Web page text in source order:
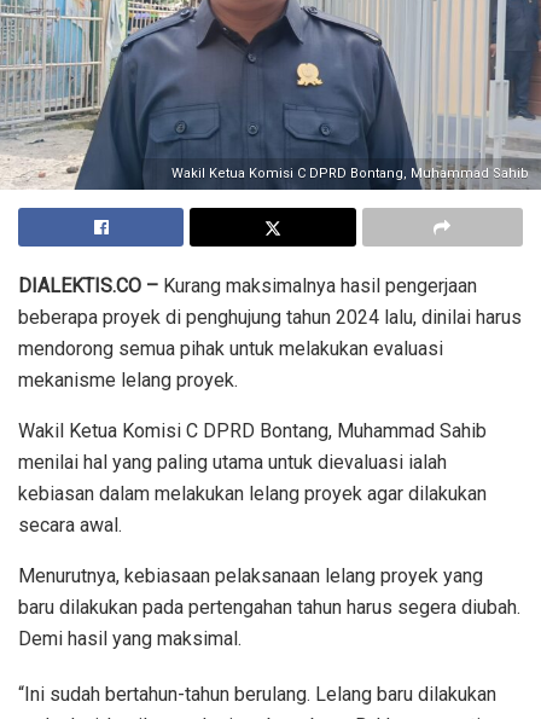
Wakil Ketua Komisi C DPRD Bontang, Muhammad Sahib
DIALEKTIS.CO – Kurang maksimalnya hasil pengerjaan
beberapa proyek di penghujung tahun 2024 lalu, dinilai harus
mendorong semua pihak untuk melakukan evaluasi
mekanisme lelang proyek.
Wakil Ketua Komisi C DPRD Bontang, Muhammad Sahib
menilai hal yang paling utama untuk dievaluasi ialah
kebiasan dalam melakukan lelang proyek agar dilakukan
secara awal.
Menurutnya, kebiasaan pelaksanaan lelang proyek yang
baru dilakukan pada pertengahan tahun harus segera diubah.
Demi hasil yang maksimal.
“Ini sudah bertahun-tahun berulang. Lelang baru dilakukan